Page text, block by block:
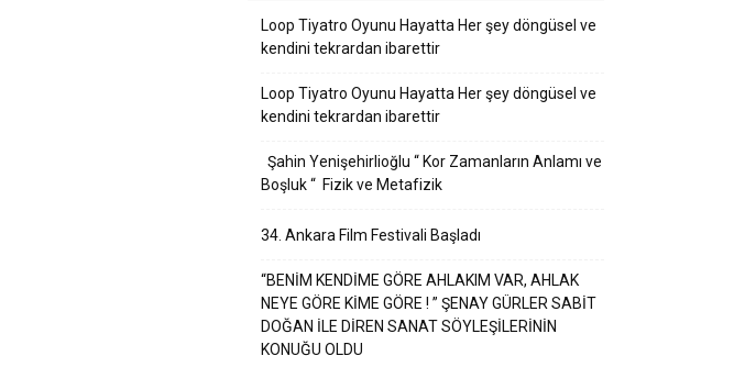
Loop Tiyatro Oyunu Hayatta Her şey döngüsel ve
kendini tekrardan ibarettir
Loop Tiyatro Oyunu Hayatta Her şey döngüsel ve
kendini tekrardan ibarettir
Şahin Yenişehirlioğlu “ Kor Zamanların Anlamı ve
Boşluk “ Fizik ve Metafizik
34. Ankara Film Festivali Başladı
“BENİM KENDİME GÖRE AHLAKIM VAR, AHLAK
NEYE GÖRE KİME GÖRE ! ” ŞENAY GÜRLER SABİT
DOĞAN İLE DİREN SANAT SÖYLEŞİLERİNİN
KONUĞU OLDU